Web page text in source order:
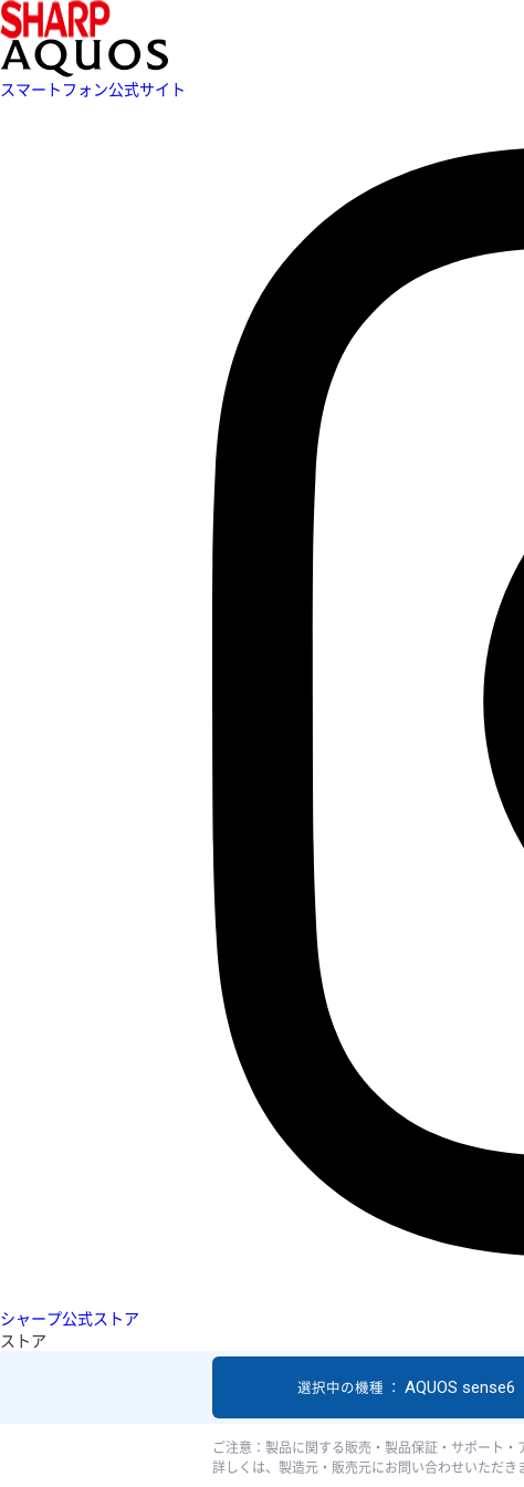
スマートフォン公式サイト
シャープ公式ストア
ストア
選択中の機種 ： AQUOS sense6
ご注意：製品に関する販売・製品保証・サポート
詳しくは、製造元・販売元にお問い合わせいただき